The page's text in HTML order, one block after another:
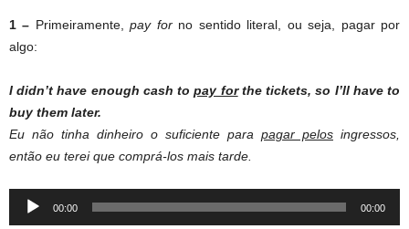
1 – Primeiramente,pay for no sentido literal, ou seja, pagar por
algo:
I didn’t have enough cash topay forthe tickets, so I’ll have to
buy them later.
Eu não tinha dinheiro o suficiente para pagar pelos ingressos,
então eu terei que comprá-los mais tarde.
Audio
00:00 00:00